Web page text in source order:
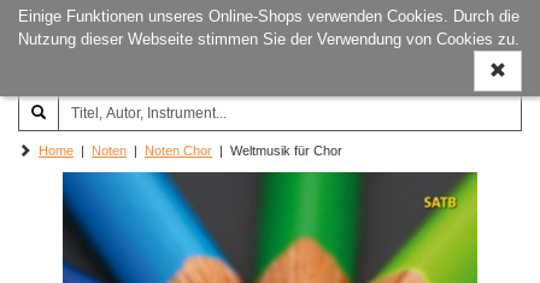
Einige Funktionen unseres Online-Shops verwenden Cookies. Durch die
Nutzung dieser Webseite stimmen Sie der Verwendung von Cookies zu.
ein-/
Joachim‐Trekel‐Musikverlag,
Hamburg
Home | Noten | Noten Chor | Weltmusik für Chor